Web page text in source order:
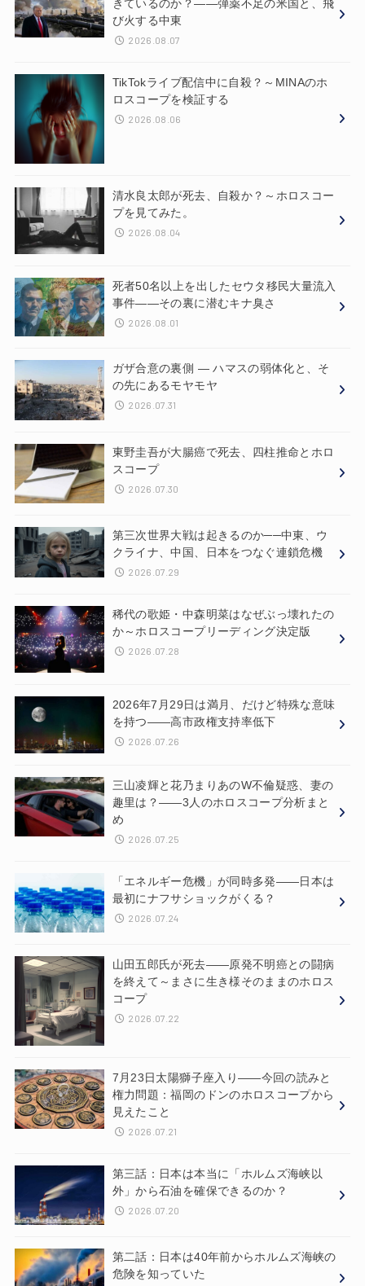
きているのか？——弾薬不足の米国と、飛
び火する中東
2026.08.07
TikTokライブ配信中に自殺？～MINAのホ
ロスコープを検証する
2026.08.06
清水良太郎が死去、自殺か？～ホロスコー
プを見てみた。
2026.08.04
死者50名以上を出したセウタ移民大量流入
事件——その裏に潜むキナ臭さ
2026.08.01
ガザ合意の裏側 ― ハマスの弱体化と、そ
の先にあるモヤモヤ
2026.07.31
東野圭吾が大腸癌で死去、四柱推命とホロ
スコープ
2026.07.30
第三次世界大戦は起きるのか──中東、ウ
クライナ、中国、日本をつなぐ連鎖危機
2026.07.29
稀代の歌姫・中森明菜はなぜぶっ壊れたの
か～ホロスコープリーディング決定版
2026.07.28
2026年7月29日は満月、だけど特殊な意味
を持つ——高市政権支持率低下
2026.07.26
三山凌輝と花乃まりあのW不倫疑惑、妻の
趣里は？——3人のホロスコープ分析まと
め
2026.07.25
「エネルギー危機」が同時多発——日本は
最初にナフサショックがくる？
2026.07.24
山田五郎氏が死去——原発不明癌との闘病
を終えて～まさに生き様そのままのホロス
コープ
2026.07.22
7月23日太陽獅子座入り——今回の読みと
権力問題：福岡のドンのホロスコープから
見えたこと
2026.07.21
第三話：日本は本当に「ホルムズ海峡以
外」から石油を確保できるのか？
2026.07.20
第二話：日本は40年前からホルムズ海峡の
危険を知っていた